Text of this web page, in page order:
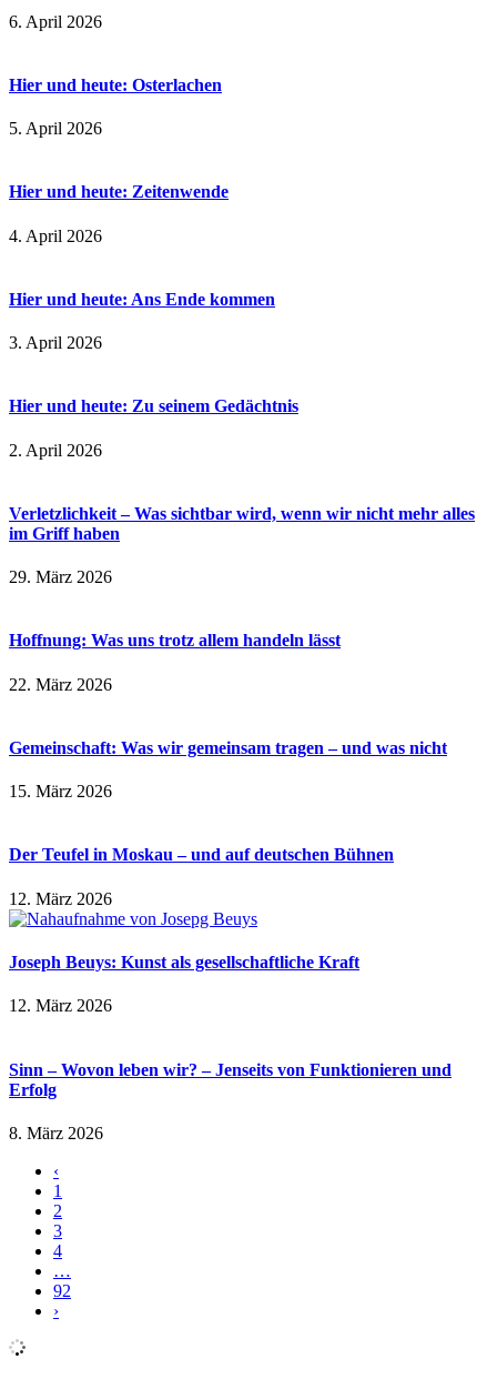
6. April 2026
Hier und heute: Osterlachen
5. April 2026
Hier und heute: Zeitenwende
4. April 2026
Hier und heute: Ans Ende kommen
3. April 2026
Hier und heute: Zu seinem Gedächtnis
2. April 2026
Verletzlichkeit – Was sichtbar wird, wenn wir nicht mehr alles
im Griff haben
29. März 2026
Hoffnung: Was uns trotz allem handeln lässt
22. März 2026
Gemeinschaft: Was wir gemeinsam tragen – und was nicht
15. März 2026
Der Teufel in Moskau – und auf deutschen Bühnen
12. März 2026
Joseph Beuys: Kunst als gesellschaftliche Kraft
12. März 2026
Sinn – Wovon leben wir? – Jenseits von Funktionieren und
Erfolg
8. März 2026
‹
1
2
3
4
…
92
›